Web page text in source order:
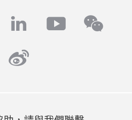
linkedinyoutube
weibo